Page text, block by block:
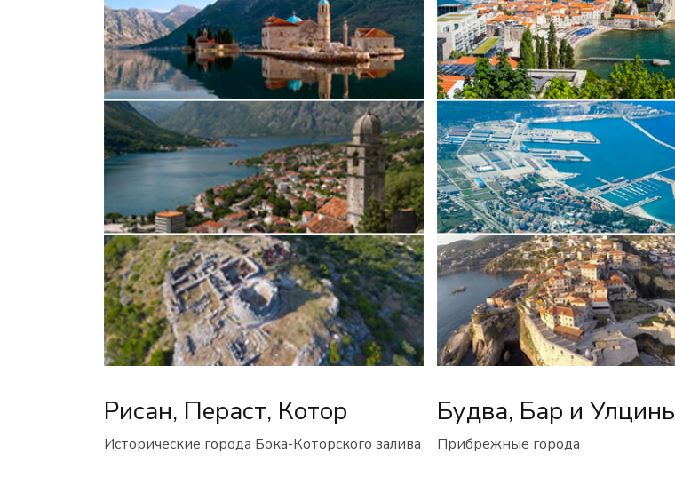
Рисан, Пераст, Котор
Исторические города Бока-Которского залива
Будва, Бар и Улцинь
Прибрежные города